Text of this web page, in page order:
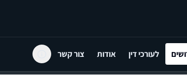
לעורכי דין אודות צור קשר